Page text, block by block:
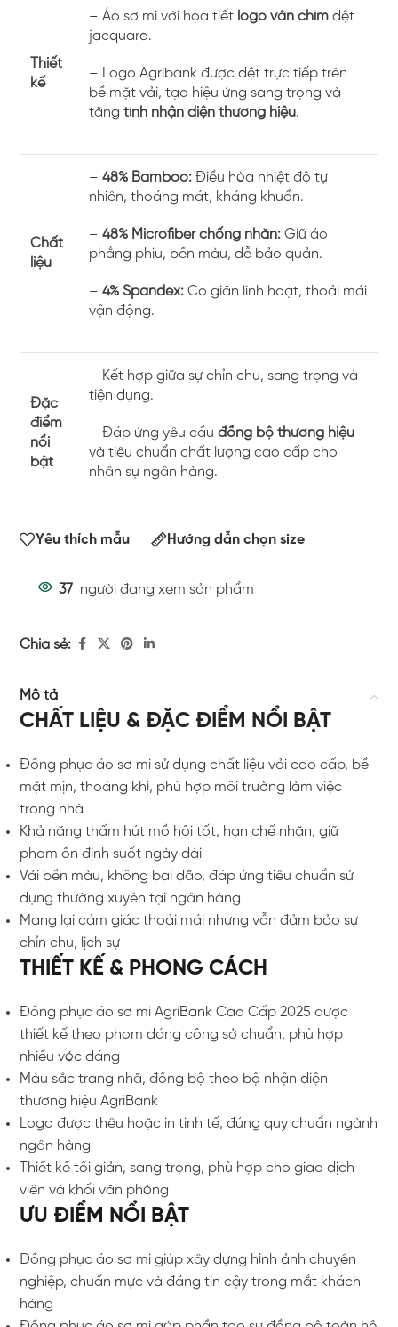
Thiết
kế
– Áo sơ mi với họa tiết logo vân chìm dệt
jacquard.
– Logo Agribank được dệt trực tiếp trên
bề mặt vải, tạo hiệu ứng sang trọng và
tăngtính nhận diện thương hiệu.
Chất
liệu
–48% Bamboo: Điều hòa nhiệt độ tự
nhiên, thoáng mát, kháng khuẩn.
–48% Microfiber chống nhăn: Giữ áo
phẳng phiu, bền màu, dễ bảo quản.
–4% Spandex: Co giãn linh hoạt, thoải mái
vận động.
Đặc
điểm
nổi
bật
– Kết hợp giữa sự chỉn chu, sang trọng và
tiện dụng.
– Đáp ứng yêu cầuđồng bộ thương hiệu
và tiêu chuẩn chất lượng cao cấp cho
nhân sự ngân hàng.
Yêu thích mẫu Hướng dẫn chọn size
37 người đang xem sản phẩm
Chia sẻ:
Mô tả
CHẤT LIỆU & ĐẶC ĐIỂM NỔI BẬT
Đồng phục áo sơ mi sử dụng chất liệu vải cao cấp, bề
mặt mịn, thoáng khí, phù hợp môi trường làm việc
trong nhà
Khả năng thấm hút mồ hôi tốt, hạn chế nhăn, giữ
phom ổn định suốt ngày dài
Vải bền màu, không bai dão, đáp ứng tiêu chuẩn sử
dụng thường xuyên tại ngân hàng
Mang lại cảm giác thoải mái nhưng vẫn đảm bảo sự
chỉn chu, lịch sự
THIẾT KẾ & PHONG CÁCH
Đồng phục áo sơ mi AgriBank Cao Cấp 2025 được
thiết kế theo phom dáng công sở chuẩn, phù hợp
nhiều vóc dáng
Màu sắc trang nhã, đồng bộ theo bộ nhận diện
thương hiệu AgriBank
Logo được thêu hoặc in tinh tế, đúng quy chuẩn ngành
ngân hàng
Thiết kế tối giản, sang trọng, phù hợp cho giao dịch
viên và khối văn phòng
ƯU ĐIỂM NỔI BẬT
Đồng phục áo sơ mi giúp xây dựng hình ảnh chuyên
nghiệp, chuẩn mực và đáng tin cậy trong mắt khách
hàng